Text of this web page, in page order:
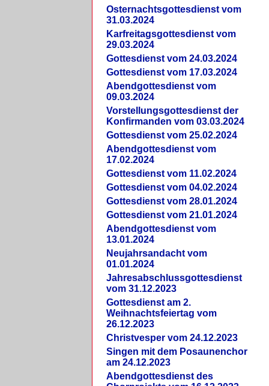
Osternachtsgottesdienst vom
31.03.2024
Karfreitagsgottesdienst vom
29.03.2024
Gottesdienst vom 24.03.2024
Gottesdienst vom 17.03.2024
Abendgottesdienst vom
09.03.2024
Vorstellungsgottesdienst der
Konfirmanden vom 03.03.2024
Gottesdienst vom 25.02.2024
Abendgottesdienst vom
17.02.2024
Gottesdienst vom 11.02.2024
Gottesdienst vom 04.02.2024
Gottesdienst vom 28.01.2024
Gottesdienst vom 21.01.2024
Abendgottesdienst vom
13.01.2024
Neujahrsandacht vom
01.01.2024
Jahresabschlussgottesdienst
vom 31.12.2023
Gottesdienst am 2.
Weihnachtsfeiertag vom
26.12.2023
Christvesper vom 24.12.2023
Singen mit dem Posaunenchor
am 24.12.2023
Abendgottesdienst des